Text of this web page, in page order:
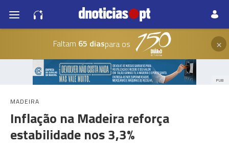
Faltam 65 diaspara os ×
PUB
MADEIRA
Inflação na Madeira reforça
estabilidade nos 3,3%